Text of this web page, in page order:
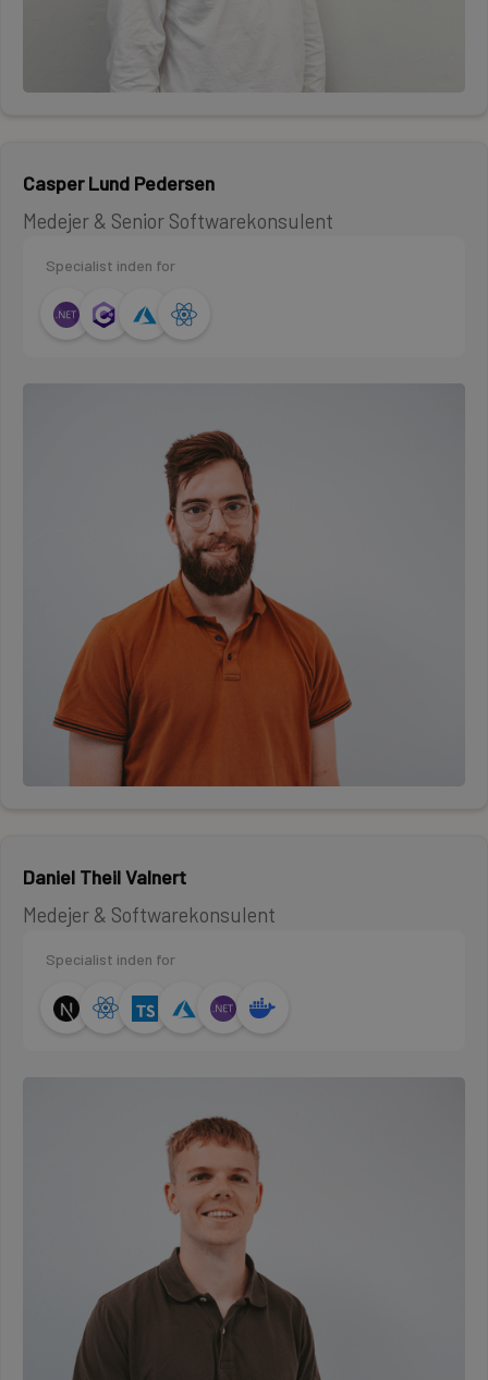
Casper Lund Pedersen
Medejer & Senior Softwarekonsulent
Specialist inden for
Daniel Theil Valnert
Medejer & Softwarekonsulent
Specialist inden for